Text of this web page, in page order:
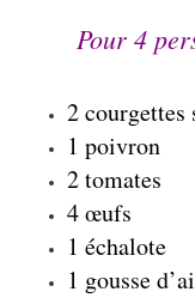
Pour 4
2
1 poivron
2 tomates
4 œufs
1 échalote
1 gousse